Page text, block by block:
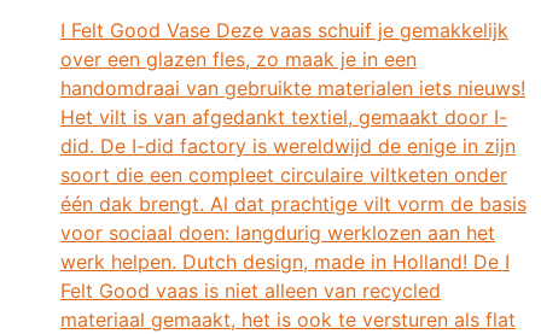
I Felt Good Vase Deze vaas schuif je gemakkelijk
over een glazen fles, zo maak je in een
handomdraai van gebruikte materialen iets nieuws!
Het vilt is van afgedankt textiel, gemaakt door I-
did. De I-did factory is wereldwijd de enige in zijn
soort die een compleet circulaire viltketen onder
één dak brengt. Al dat prachtige vilt vorm de basis
voor sociaal doen: langdurig werklozen aan het
werk helpen. Dutch design, made in Holland! De I
Felt Good vaas is niet alleen van recycled
materiaal gemaakt, het is ook te versturen als flat